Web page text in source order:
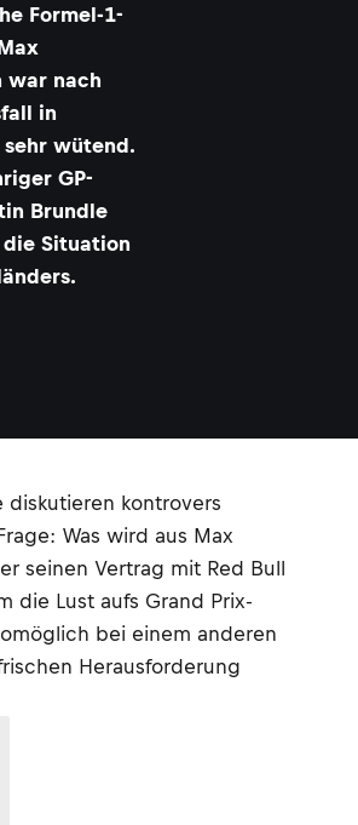
Formel-1-
war nach
in
wütend.
GP-
Brundle
Situation
diskutieren kontrovers
Was wird aus Max
seinen Vertrag mit Red Bull
die Lust aufs Grand Prix-
bei einem anderen
Herausforderung